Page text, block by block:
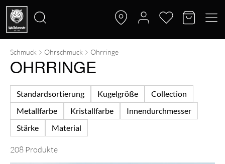
Suche
nach:
Schmuck Ohrschmuck Ohrringe
OHRRINGE
Standardsortierung Kugelgröße
Collection
Metallfarbe
Kristallfarbe
Innendurchmesser
Stärke
Material
208 Produkte